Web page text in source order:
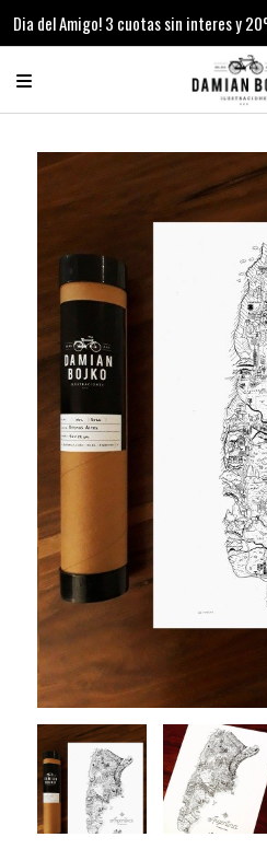
Dia del Amigo! 3 cuotas sin interes y